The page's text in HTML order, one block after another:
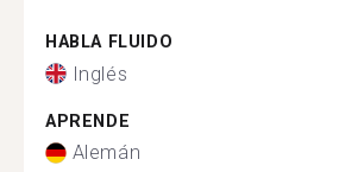
HABLA FLUIDO
Inglés
APRENDE
Alemán